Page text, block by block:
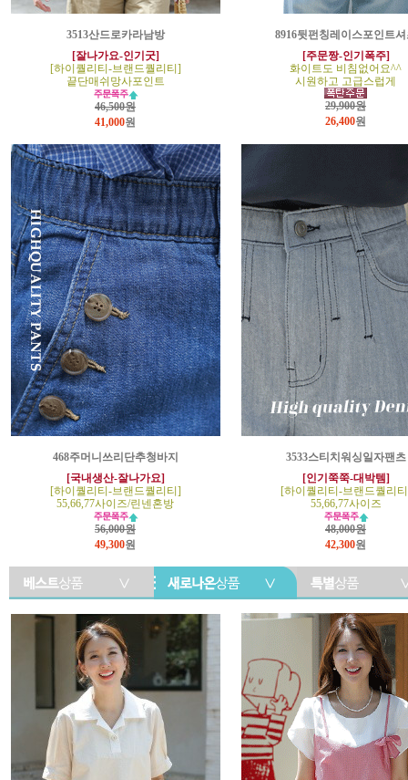
3513산드로카라남방
[잘나가요-인기굿]
[하이퀄리티-브랜드퀄리티]
끝단매쉬망사포인트
46,500원
41,000원
8916뒷펀칭레이스포인트셔
[주문짱-인기폭주]
화이트도 비침없어요^^
시원하고 고급스럽게
29,900원
26,400원
468주머니쓰리단추청바지
[국내생산-잘나가요]
[하이퀄리티-브랜드퀄리티]
55,66,77사이즈/린넨혼방
56,000원
49,300원
3533스티치워싱일자팬츠
[인기쭉쭉-대박템]
[하이퀄리티-브랜드퀄리
55,66,77사이즈
48,000원
42,300원